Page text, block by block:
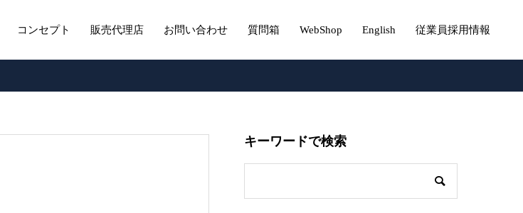
コンセプト 販売代理店 お問い合わせ 質問箱 WebShop English 従業員採用情報
キーワードで検索